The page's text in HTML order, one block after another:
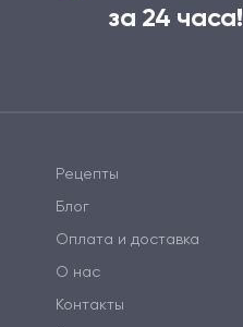
за 24 часа!
Рецепты
Блог
Оплата и доставка
О нас
Контакты